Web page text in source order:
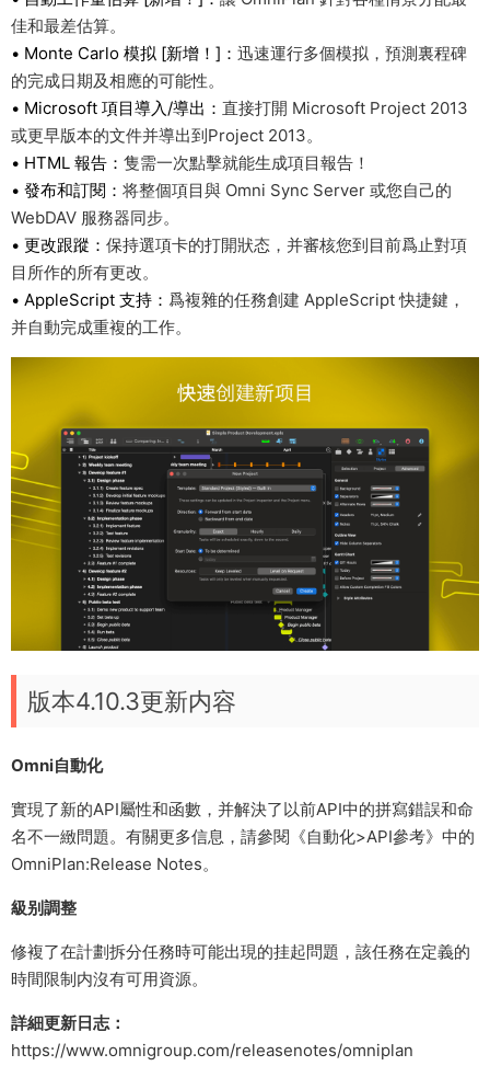
佳和最差估算。
• Monte Carlo 模拟 [新增！]： 迅速運行多個模拟，預測裏程碑
的完成日期及相應的可能性。
• Microsoft 項目導入/導出： 直接打開 Microsoft Project 2013
或更早版本的文件并導出到Project 2013。
• HTML 報告： 隻需一次點擊就能生成項目報告！
• 發布和訂閱： 将整個項目與 Omni Sync Server 或您自己的
WebDAV 服務器同步。
• 更改跟蹤： 保持選項卡的打開狀态，并審核您到目前爲止對項
目所作的所有更改。
• AppleScript 支持： 爲複雜的任務創建 AppleScript 快捷鍵，
并自動完成重複的工作。
版本4.10.3更新内容
Omni自動化
實現了新的API屬性和函數，并解決了以前API中的拼寫錯誤和命
名不一緻問題。有關更多信息，請參閱《自動化>API參考》中的
OmniPlan:Release Notes。
級别調整
修複了在計劃拆分任務時可能出現的挂起問題，該任務在定義的
時間限制内沒有可用資源。
詳細更新日志：
https://www.omnigroup.com/releasenotes/omniplan